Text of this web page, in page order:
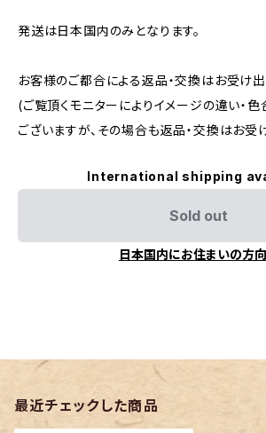
発送は日本国内のみとなります。
お客様のご都合による返品・交換はお受け出
(ご覧頂くモニターによりイメージの違い・
ございますが、その場合も返品・交換はお受
International shipping
Sold out
日本国内にお住まいの方
最近チェックした商品